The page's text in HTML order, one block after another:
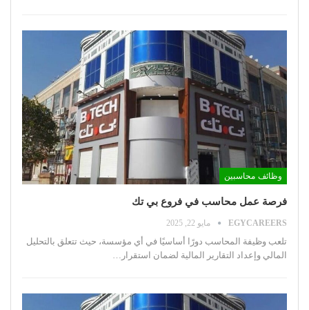
وظائف محاسبين
فرصة عمل محاسب في فروع بي تك
EGYCAREERS مايو 22, 2025
تلعب وظيفة المحاسب دورًا أساسيًا في أي مؤسسة، حيث تتعلق بالتحليل
المالي وإعداد التقارير المالية لضمان استقرار …